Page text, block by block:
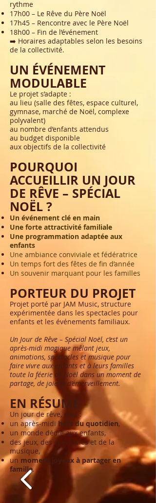
rythme
17h00 – Le Rêve du Père Noël
17h45 – Rencontre avec le Père Noël
18h00 – Fin de l’événement
➡️ Horaires adaptables selon les besoins
de la collectivité.
UN ÉVÉNEMENT
MODULABLE
Le projet s’adapte :
au lieu (salle des fêtes, espace culturel,
gymnase, marché de Noël, complexe
polyvalent)
au nombre d’enfants attendus
au budget disponible
aux objectifs de la collectivité
POURQUOI
ACCUEILLIR UN JOUR
DE RÊVE – SPÉCIAL
NOËL ?
Un événement clé en main
Une forte attractivité familiale
Une programmation adaptée aux
enfants
Une ambiance conviviale et fédératrice
Un temps fort des fêtes de fin d’année
Un souvenir marquant pour les familles
PORTEUR DU PROJET
Projet porté par JAM Music, structure
expérimentée dans les spectacles pour
enfants et les événements familiaux.
Un Jour de Rêve – Spécial Noël, c’est un
après-midi magique mêlant jeux,
animations, spectacles et musique pour
faire vivre aux enfants et à leurs familles
toute la féerie de Noël dans un moment de
partage, de joie et d’émerveillement.
EN RÉSUMÉ
Un jour de rêve, c’est :
un après-midihors du quotidien,
un monde dédié aux enfants,
des jeux, des spectacles et de la
musique,
un moment joyeux à partager en
famille.